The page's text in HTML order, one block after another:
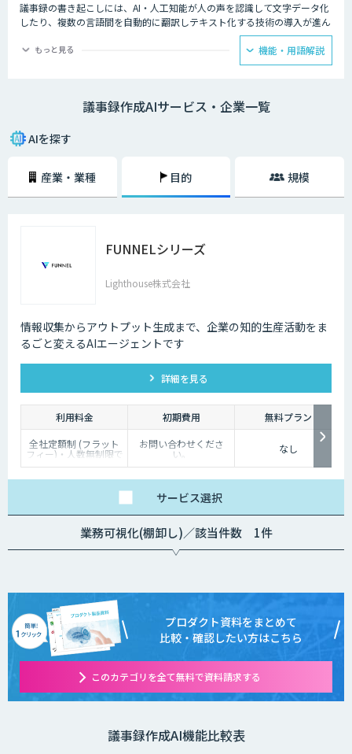
議事録の書き起こしには、AI・人工知能が人の声を認識して文字データ化
したり、複数の言語間を自動的に翻訳しテキスト化する技術の導入が進ん
でいます。人力では時間と労力がかかる議事録の文字起こしを、AIが代行
してくれるわけです。
聞き間違いなどをしてしまう可能性もあります。重要な言葉を聞き間違え
そういったミスを最小限に留め、より効率的に議事録を作成するための方
です。
もっと見る 機能・用語解説
議事録作成AIサービス・企業一覧
AIを探す
産業・業種 目的 規模
FUNNELシリーズ
Lighthouse株式会社
情報収集からアウトプット生成まで、企業の知的生産活動をま
るごと変えるAIエージェントです
詳細を見る
利用料金 初期費用
無料プラン
全社定額制 (フラット
フィー)・人数無制限で
ご利用いただけます。
お問い合わせくださ
い。 なし
サービス選択
業務可視化(棚卸し)／該当件数 1件
プロダクト資料をまとめて
比較・確認したい方はこちら
このカテゴリを全て無料で資料請求する
議事録作成AI機能比較表